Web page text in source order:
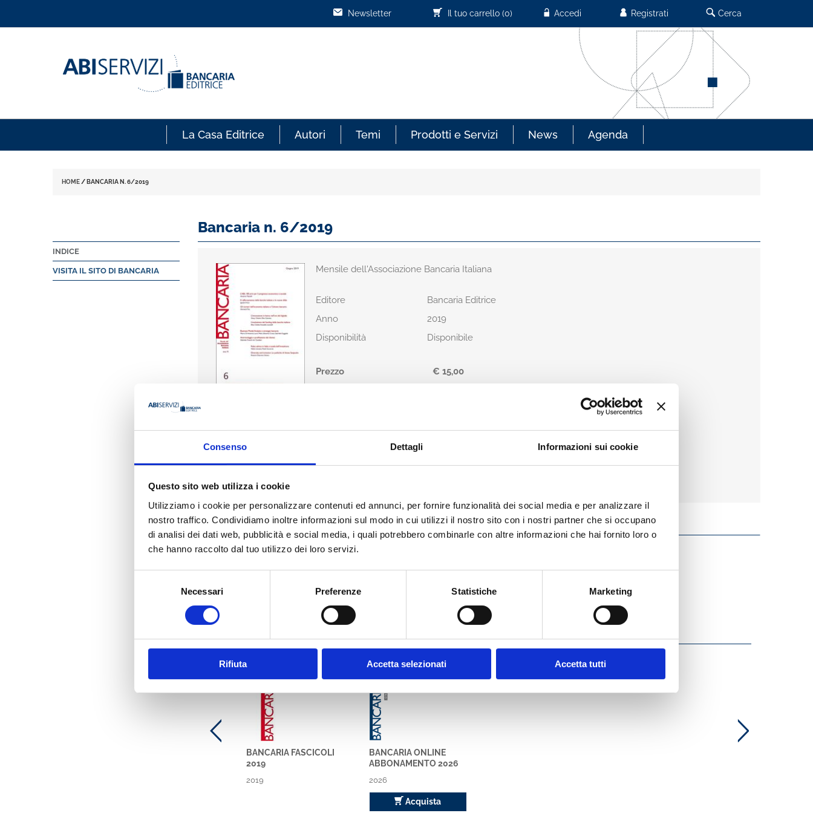
Consenso Dettagli Informazioni sui cookie
Questo sito web utilizza i cookie
Utilizziamo i cookie per personalizzare contenuti ed annunci, per fornire funzionalità dei social media e per analizzare il
nostro traffico. Condividiamo inoltre informazioni sul modo in cui utilizzi il nostro sito con i nostri partner che si occupano
di analisi dei dati web, pubblicità e social media, i quali potrebbero combinarle con altre informazioni che hai fornito loro o
che hanno raccolto dal tuo utilizzo dei loro servizi.
Necessari Preferenze Statistiche Marketing
Rifiuta Accetta selezionati Accetta tutti
Cerca
Registrati
Accedi
Il tuo carrello (0)
Newsletter
La Casa Editrice Autori Temi Prodotti e Servizi News Agenda
HOME / BANCARIA N. 6/2019
INDICE
VISITA IL SITO DI BANCARIA
Bancaria n. 6/2019
Mensile dell'Associazione Bancaria Italiana
Editore
Bancaria Editrice
Anno
2019
Disponibilità
Disponibile
Prezzo
€ 15,00
Acquista
Condividi
Indice
Ti potrebbe interessare anche
Bancaria
BANCARIA ONLINE
ABBONAMENTO 2026
2026
Acquista
BANCARIA FASCICOLI
2019
2019